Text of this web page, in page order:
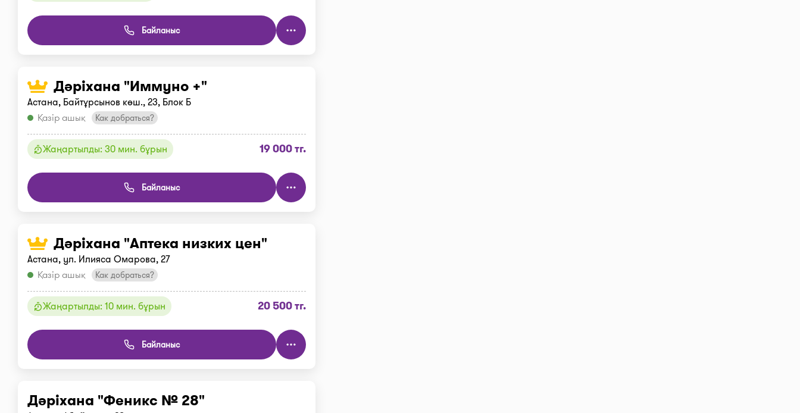
Байланыс
Дәріхана "Иммуно +"
Астана, Байтұрсынов көш., 23, Блок Б
Қазір ашық
Как добраться?
Жаңартылды: 30 мин. бұрын 19 000 тг.
Байланыс
Дәріхана "Аптека низких цен"
Астана, ул. Илияса Омарова, 27
Қазір ашық
Как добраться?
Жаңартылды: 10 мин. бұрын 20 500 тг.
Байланыс
Дәріхана "Феникс № 28"